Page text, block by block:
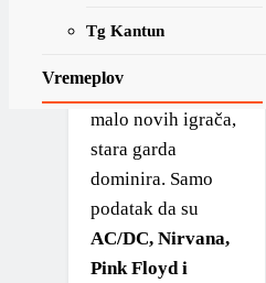
Tg Kantun
Vremeplov
Na današnji dan
09.08.
Vremeplov objave
MLP-U Vremeplov
istraživanja.
očekivani, veoma
malo novih igrača,
stara garda
dominira. Samo
podatak da su
AC/DC, Nirvana,
Pink Floyd i